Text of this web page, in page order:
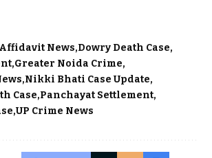
News Dowry Death Case
Greater Noida Crime
Nikki Bhati Case Update
Case Panchayat Settlement
UP Crime News